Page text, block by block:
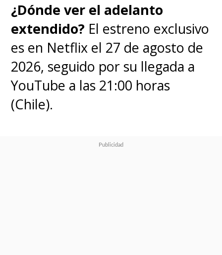
escenarios fundamentales de la
trama de la cuarta temporada.
003. Creel House. Tick-
tock.
pic.twitter.com/A2HKrSP0lA
¿Dónde ver el adelanto
extendido? El estreno exclusivo
es en Netflix el 27 de agosto de
2026, seguido por su llegada a
YouTube a las 21:00 horas
(Chile).